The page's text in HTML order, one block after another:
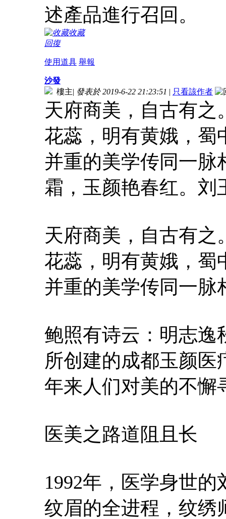
述產品進行召回。
收藏
回復
使用道具 舉報
沙發
樓主| 發表於 2019-6-22 21:23:51 | 只看該作者
天府商美，自古有之
花蕊，明有黄娥，蜀
并重的美学传同一脉
霜，玉颜艳春红。刘
天府商美，自古有之
花蕊，明有黄娥，蜀
并重的美学传同一脉
鲍照有诗云：明志逸
所创建的成都玉颜
年来人们对美的不懈
医美之路道阻且长
1992年，医学身世
纹眉的全进程，纹绣